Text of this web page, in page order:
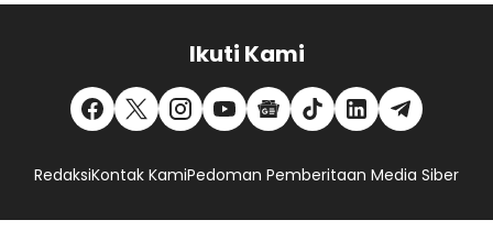
Ikuti Kami
RedaksiKontak KamiPedoman Pemberitaan Media Siber